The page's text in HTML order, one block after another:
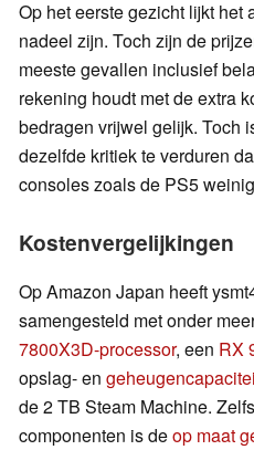
Op het eerste gezicht lijkt
nadeel zijn. Toch zijn de
meeste gevallen inclusief
rekening houdt met de extra
bedragen vrijwel gelijk. Toch
dezelfde kritiek te verduren
consoles zoals de PS5
Kostenvergelijkingen
Op Amazon Japan heeft
samengesteld met onder
7800X3D-processor, een RX
opslag- en
de 2 TB Steam Machine.
componenten is deop maat